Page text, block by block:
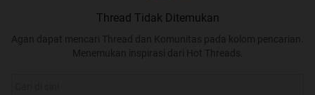
Thread Tidak Ditemukan
Agan dapat mencari Thread dan Komunitas pada kolom pencarian.
Menemukan inspirasi dari Hot Threads.